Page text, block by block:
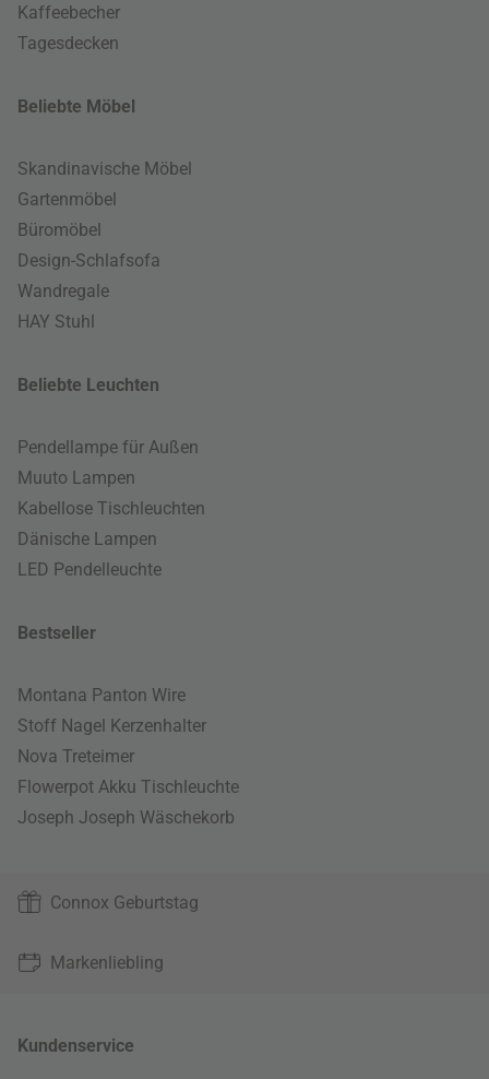
Kaffeebecher
Tagesdecken
Beliebte Möbel
Skandinavische Möbel
Gartenmöbel
Büromöbel
Design-Schlafsofa
Wandregale
HAY Stuhl
Beliebte Leuchten
Pendellampe für Außen
Muuto Lampen
Kabellose Tischleuchten
Dänische Lampen
LED Pendelleuchte
Bestseller
Montana Panton Wire
Stoff Nagel Kerzenhalter
Nova Treteimer
Flowerpot Akku Tischleuchte
Joseph Joseph Wäschekorb
Connox Geburtstag
Markenliebling
Kundenservice